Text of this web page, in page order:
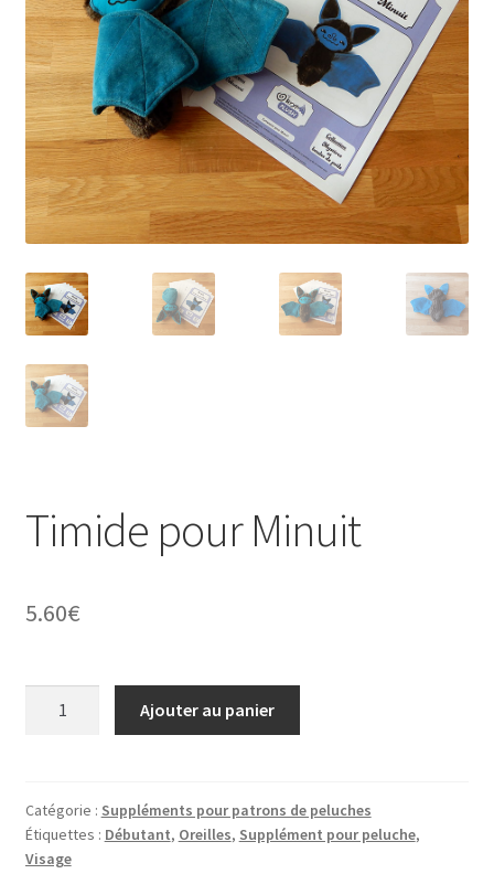
Conditions générales de ventes
Contact
F.A.Q.
Mon Compte
Page d’exemple
Panier
Politique de confidentialité
Timide pour Minuit
5.60€
Minuit
Ajouter au panier
Catégorie : Suppléments pour patrons de peluches
Étiquettes : Débutant, Oreilles, Supplément pour peluche,
Visage